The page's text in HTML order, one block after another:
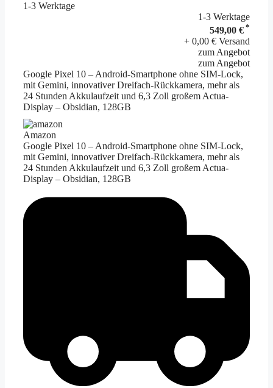
1-3 Werktage
1-3 Werktage
549,00 € *
+ 0,00 € Versand
zum Angebot
zum Angebot
Google Pixel 10 – Android-Smartphone ohne SIM-Lock,
mit Gemini, innovativer Dreifach-Rückkamera, mehr als
24 Stunden Akkulaufzeit und 6,3 Zoll großem Actua-
Display – Obsidian, 128GB
Amazon
Google Pixel 10 – Android-Smartphone ohne SIM-Lock,
mit Gemini, innovativer Dreifach-Rückkamera, mehr als
24 Stunden Akkulaufzeit und 6,3 Zoll großem Actua-
Display – Obsidian, 128GB